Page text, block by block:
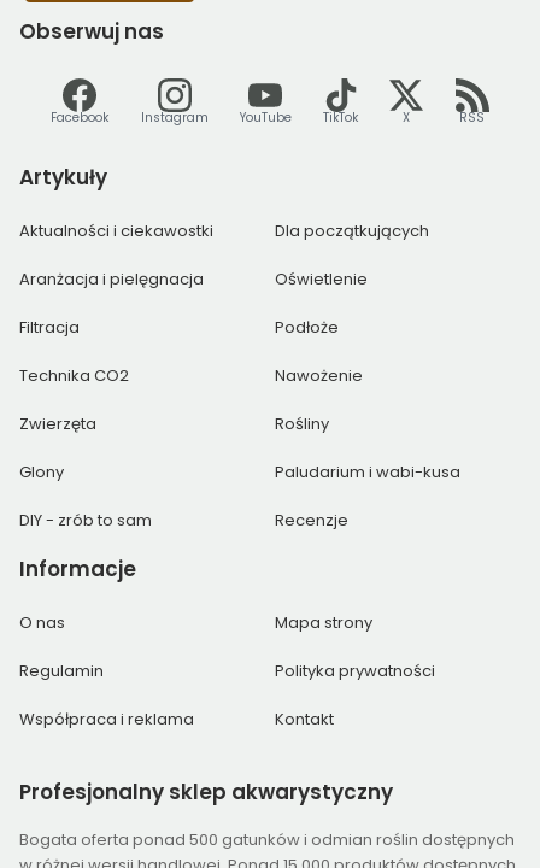
Obserwuj nas
Facebook Instagram YouTube TikTok X RSS
Artykuły
Aktualności i ciekawostki Dla początkujących
Aranżacja i pielęgnacja Oświetlenie
Filtracja Podłoże
Technika CO2 Nawożenie
Zwierzęta Rośliny
Glony Paludarium i wabi-kusa
DIY - zrób to sam Recenzje
Informacje
O nas Mapa strony
Regulamin Polityka prywatności
Współpraca i reklama Kontakt
Profesjonalny sklep akwarystyczny
Bogata oferta ponad 500 gatunków i odmian roślin dostępnych